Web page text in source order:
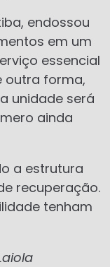
endossou
em um
essencial
outra forma,
unidade será
ainda
a estrutura
recuperação.
tenham